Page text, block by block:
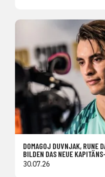
DOMAGOJ DUVNJAK, RUNE
BILDEN DAS NEUE
30.07.26